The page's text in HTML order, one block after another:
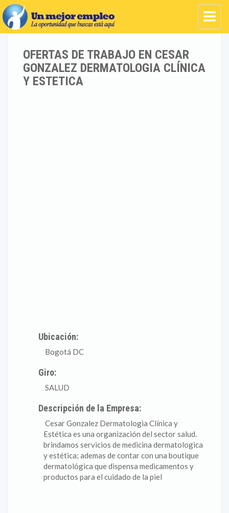
OFERTAS DE TRABAJO EN CESAR
GONZALEZ DERMATOLOGIA CLÍNICA
Y ESTETICA
Ubicación:
Bogotá DC
Giro:
SALUD
Descripción de la Empresa:
Cesar Gonzalez Dermatologia Clínica y
Estética es una organización del sector salud.
brindamos servicios de medicina dermatologica
y estética; ademas de contar con una boutique
dermatológica que dispensa medicamentos y
productos para el cuidado de la piel